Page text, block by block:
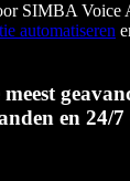
SIMBA Voice
automatiseren
en 24/